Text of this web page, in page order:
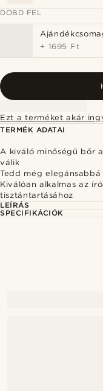
DOBD FEL
+ 1695 Ft
Ezt a terméket akár
TERMÉK ADATAI
A kiváló minőségű bőr
válik
Tedd még
Kiválóan alkalmas az
tisztántartásához
LEÍRÁS
SPECIFIKÁCIÓK